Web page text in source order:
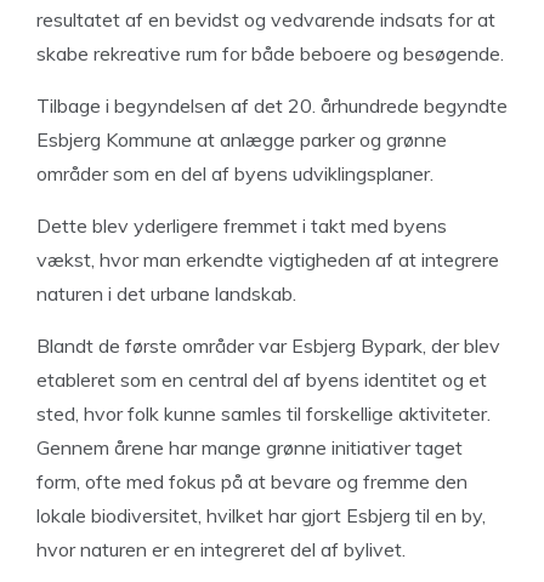
resultatet af en bevidst og vedvarende indsats for at
skabe rekreative rum for både beboere og besøgende.
Tilbage i begyndelsen af det 20. århundrede begyndte
Esbjerg Kommune at anlægge parker og grønne
områder som en del af byens udviklingsplaner.
Dette blev yderligere fremmet i takt med byens
vækst, hvor man erkendte vigtigheden af at integrere
naturen i det urbane landskab.
Blandt de første områder var Esbjerg Bypark, der blev
etableret som en central del af byens identitet og et
sted, hvor folk kunne samles til forskellige aktiviteter.
Gennem årene har mange grønne initiativer taget
form, ofte med fokus på at bevare og fremme den
lokale biodiversitet, hvilket har gjort Esbjerg til en by,
hvor naturen er en integreret del af bylivet.